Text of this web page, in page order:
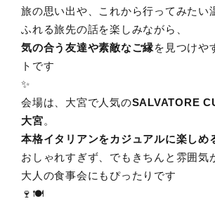
旅の思い出や、これから行ってみたい
ふれる旅先の話を楽しみながら、
気の合う友達や素敵なご縁を見つけや
トです
✨
会場は、大宮で人気のSALVATORE
大宮。
本格イタリアンをカジュアルに楽しめ
おしゃれすぎず、でもきちんと雰囲気
大人の食事会にもぴったりです
🍷🍽️